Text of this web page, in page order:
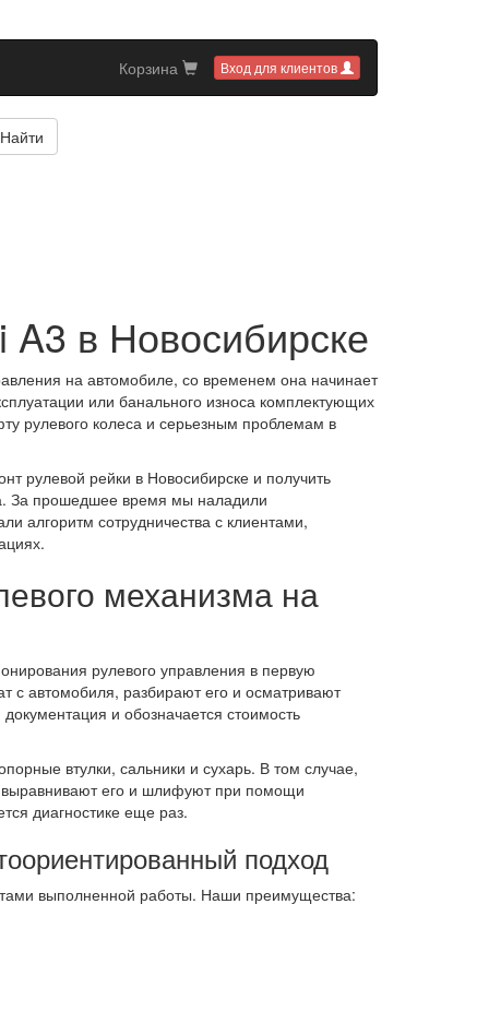
Вход для клиентов
Корзина
Найти
в Новосибирске
на автомобиле, со временем она начинает
или банального износа комплектующих
рулевого колеса и серьезным проблемам в
рулевой рейки в Новосибирске и получить
За прошедшее время мы наладили
алгоритм сотрудничества с клиентами,
механизма на
рулевого управления в первую
с автомобиля, разбирают его и осматривают
и обозначается стоимость
втулки, сальники и сухарь. В том случае,
выравнивают его и шлифуют при помощи
диагностике еще раз.
подход
выполненной работы. Наши преимущества: